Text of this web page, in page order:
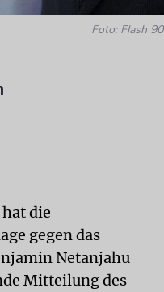
Foto: Flash 90
die
gegen das
Netanjahu
Mitteilung des